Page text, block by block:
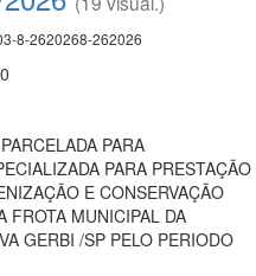
8-2620268-262026
PARA
PARA PRESTAÇÃO
E CONSERVAÇÃO
FROTA MUNICIPAL DA
GERBI /SP PELO PERIODO